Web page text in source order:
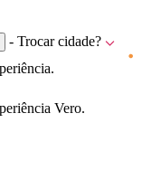
- Trocar cidade?
Vero.